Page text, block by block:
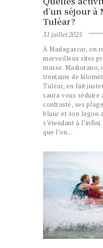
d’un séjour à
Tuléar ?
31 juillet 2025
À Madagascar, on
merveilleux sites
masse. Madiorano,
trentaine de
Tuléar, en fait
saura vous séduire
contrasté, ses
blanc et son lagon
s’étendant à
que l’on…